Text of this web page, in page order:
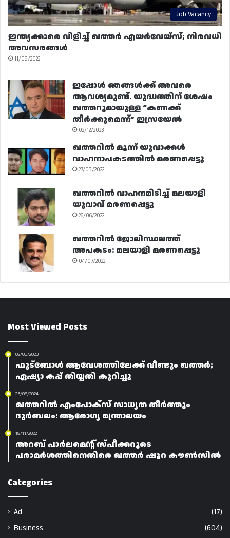
Job Vacancy
ഇന്ത്യക്കാരെ വിളിച്ച് ഖത്തർ എയർവേയ്‌സ്; നിരവധി
അവസരങ്ങൾ
11/09/2022
ഇപ്പോൾ ഞങ്ങൾക്ക് അവരെ
ആവശ്യമുണ്ട്. യുദ്ധത്തിന് ശേഷം
ഖത്തറുമായുള്ള “കണക്ക്
തീർക്കുമെന്ന്” ഇസ്രയേൽ
02/12/2023
ഖത്തറിൽ മൂന്ന് യുവാക്കൾ
വാഹനാപകടത്തിൽ മരണപ്പെട്ടു
27/03/2022
ഖത്തറിൽ വാഹനമിടിച്ച് മലയാളി
യുവാവ് മരണപ്പെട്ടു
26/06/2022
ഖത്തറിൽ ജോലിസ്ഥലത്ത്
അപകടം: മലയാളി മരണപ്പെട്ടു
04/07/2022
Most Viewed Posts
02/03/2023
ഫുട്‌ബോൾ ആവേശത്തിലേക്ക് വീണ്ടും ഖത്തർ;
ഏഷ്യാ കപ്പ് തിയ്യതി കുറിച്ചു
23/08/2024
ഖത്തറിൽ എംപോക്‌സ് സാധ്യത തീർത്തും
ദുർബലം: ആരോഗ്യ മന്ത്രാലയം
18/11/2022
അറബ് പാർലമെന്റ് സ്പീക്കറുടെ
പരാമർശത്തിനെതിരെ ഖത്തർ ഷൂറ കൗൺസിൽ
Categories
Ad
(17)
Business
(604)